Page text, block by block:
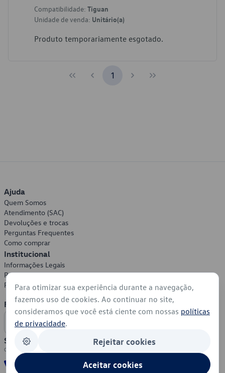
Compatibilidade: Tiguan
Unidade de venda: Unitário(a)
Produto temporariamente esgotado.
1
Ajuda
Quem Somos
Atendimento (SAC)
Devoluções e trocas
Perguntas Frequentes
Como comprar
Institucional
Informações Legais
Política de Privacidade
Política de Cookies
Formas de Pagamento
Segurança
Para otimizar sua experiência durante a navegação,
fazemos uso de cookies. Ao continuar no site,
consideramos que você está ciente com nossas políticas
de privacidade.
Rejeitar cookies
Aceitar cookies